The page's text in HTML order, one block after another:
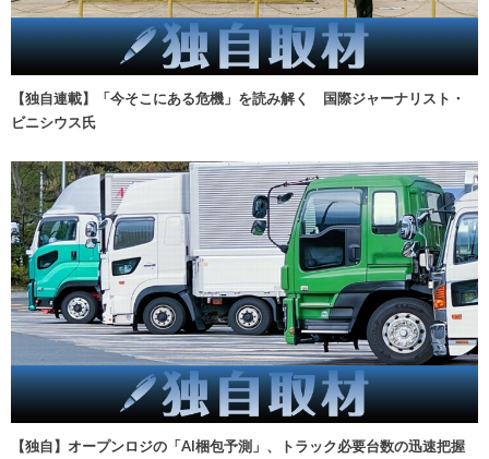
【独自連載】「今そこにある危機」を読み解く 国際ジャーナリスト・
ビニシウス氏
【独自】オープンロジの「AI梱包予測」、トラック必要台数の迅速把握